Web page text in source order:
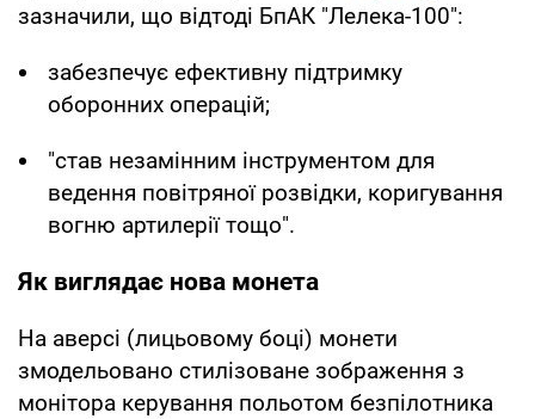
зазначили, що відтоді БпАК "Лелека-100":
забезпечує ефективну підтримку
оборонних операцій;
"став незамінним інструментом для
ведення повітряної розвідки, коригування
вогню артилерії тощо".
Як виглядає нова монета
На аверсі (лицьовому боці) монети
змодельовано стилізоване зображення з
монітора керування польотом безпілотника